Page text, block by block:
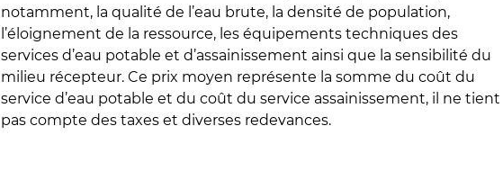
notamment, la qualité de l’eau brute, la densité de population,
l’éloignement de la ressource, les équipements techniques des
services d’eau potable et d’assainissement ainsi que la sensibilité du
milieu récepteur. Ce prix moyen représente la somme du coût du
service d’eau potable et du coût du service assainissement, il ne tient
pas compte des taxes et diverses redevances.